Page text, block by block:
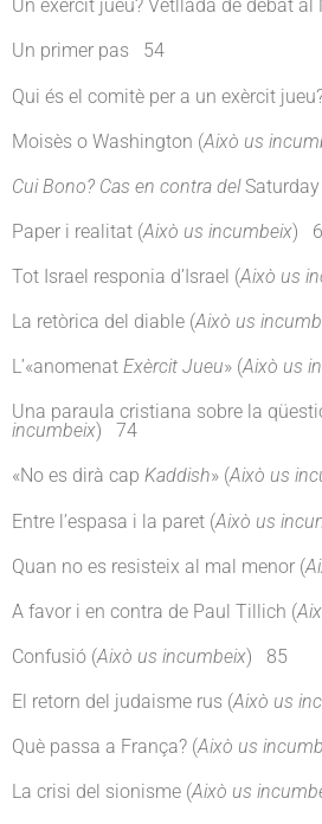
Un exèrcit jueu? Vetllada de debat
Un primer pas 54
Qui és el comitè per a un exèrcit
Moisès o Washington (Això us
Cui Bono? Cas en contra del
Paper i realitat (Això us incumbeix)
Tot Israel responia d’Israel (Això us
La retòrica del diable (Això us
L’«anomenat Exèrcit Jueu» (Això us
Una paraula cristiana sobre la
incumbeix) 74
«No es dirà cap Kaddish» (Això us
Entre l’espasa i la paret (Això us
Quan no es resisteix al mal menor (
A favor i en contra de Paul Tillich (
Confusió (Això us incumbeix) 85
El retorn del judaisme rus (Això us
Què passa a França? (Això us
La crisi del sionisme (Això us